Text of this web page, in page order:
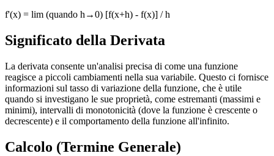
f'(x) = lim (quando h→0) [f(x+h) - f(x)] / h
Significato della Derivata
La derivata consente un'analisi precisa di come una funzione
reagisce a piccoli cambiamenti nella sua variabile. Questo ci fornisce
informazioni sul tasso di variazione della funzione, che è utile
quando si investigano le sue proprietà, come estremanti (massimi e
minimi), intervalli di monotonicità (dove la funzione è crescente o
decrescente) e il comportamento della funzione all'infinito.
Calcolo (Termine Generale)